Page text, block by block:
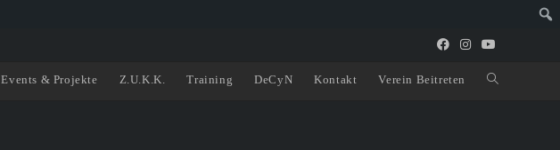
Events & Projekte Z.U.K.K. Training DeCyN Kontakt Verein Beitreten